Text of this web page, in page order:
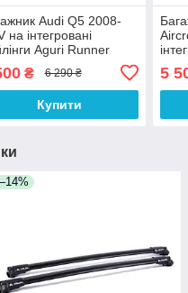
Audi Q5 2008-
на інтегровані
Aguri Runner
₴ 6 290 ₴
Купити
5
–14%